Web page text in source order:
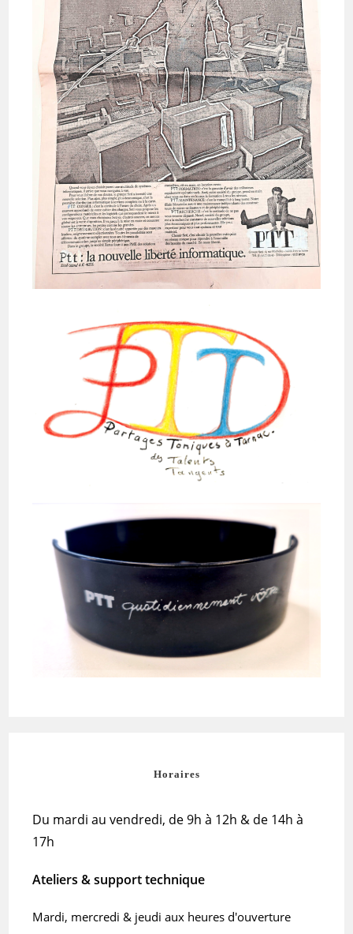
Horaires
Du mardi au vendredi, de 9h à 12h & de 14h à
17h
Ateliers & support technique
Mardi, mercredi & jeudi aux heures d'ouverture